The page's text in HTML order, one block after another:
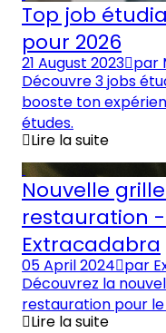
Top job
pour 2026
21 August 2023 par
Découvre 3 jobs
booste ton
études.
Lire la suite
Nouvelle
restauration -
Extracadabra
05 April 2024 par
Découvrez la
restauration pour
Lire la suite